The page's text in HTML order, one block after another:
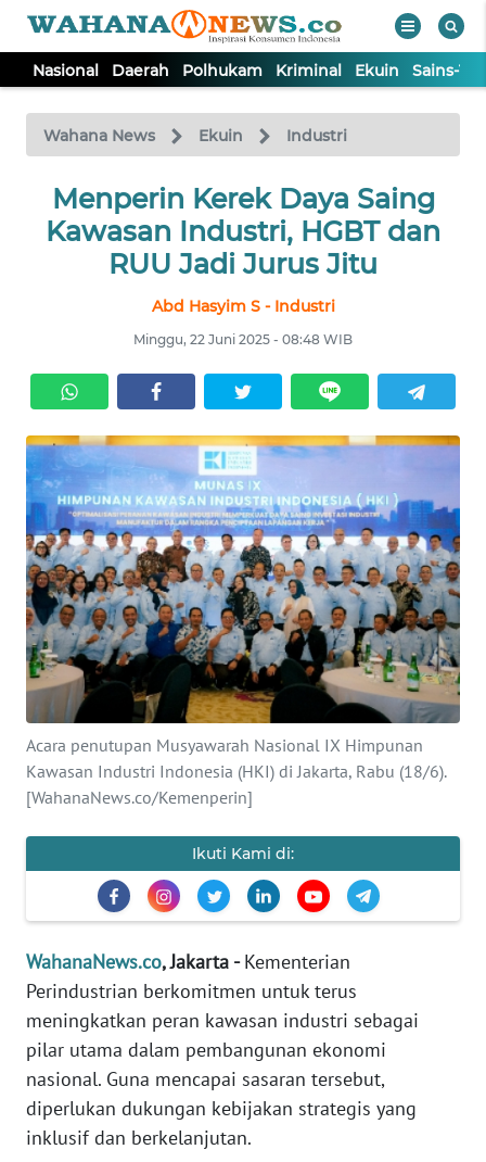
Nasional Daerah Polhukam Kriminal Ekuin Sains-
Wahana News Ekuin Industri
Menperin Kerek Daya Saing
Kawasan Industri, HGBT dan
RUU Jadi Jurus Jitu
Abd Hasyim S - Industri
Minggu, 22 Juni 2025 - 08:48 WIB
Acara penutupan Musyawarah Nasional IX Himpunan
Kawasan Industri Indonesia (HKI) di Jakarta, Rabu (18/6).
[WahanaNews.co/Kemenperin]
Ikuti Kami di:
WahanaNews.co, Jakarta -Kementerian
Perindustrian berkomitmen untuk terus
meningkatkan peran kawasan industri sebagai
pilar utama dalam pembangunan ekonomi
nasional. Guna mencapai sasaran tersebut,
diperlukan dukungan kebijakan strategis yang
inklusif dan berkelanjutan.
TV
Tutup
NASIONAL
KRIMINAL
EKUIN
SAINS-TEKNO
KESEHATAN
INTERNASIONAL
SERBA-SERBI
PENDIDIKAN
OLAHRAGA
EDITORIAL
Informasi
INDEKS
BERITA
KONTAK
KAMI